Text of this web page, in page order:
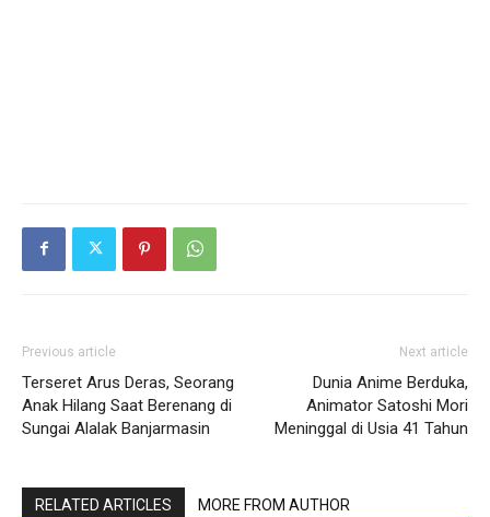
Previous article
Terseret Arus Deras, Seorang
Anak Hilang Saat Berenang di
Sungai Alalak Banjarmasin
Next article
Dunia Anime Berduka,
Animator Satoshi Mori
Meninggal di Usia 41 Tahun
RELATED ARTICLES MORE FROM AUTHOR